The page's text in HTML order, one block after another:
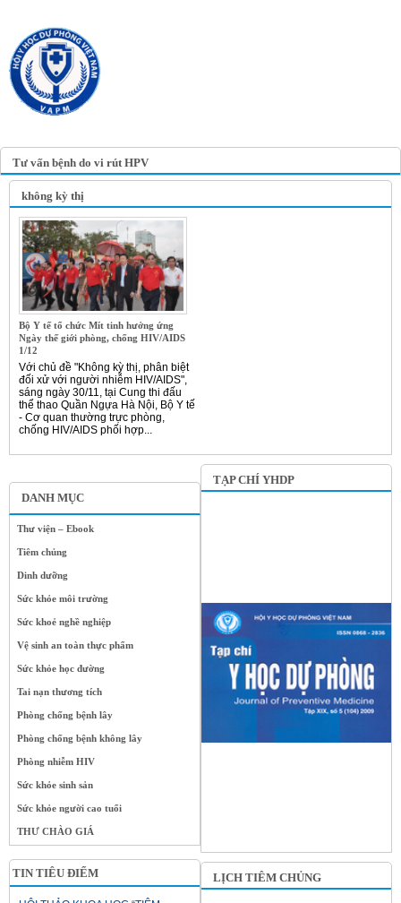
Tư vấn bệnh do vi rút HPV
DANH MỤC
Thư viện – Ebook
Tiêm chủng
Dinh dưỡng
Sức khỏe môi trường
Sức khoẻ nghề nghiệp
Vệ sinh an toàn thực phẩm
Sức khỏe học đường
Tai nạn thương tích
Phòng chống bệnh lây
Phòng chống bệnh không lây
Phòng nhiễm HIV
Sức khỏe sinh sản
Sức khỏe người cao tuổi
THƯ CHÀO GIÁ
TIN TIÊU ĐIỂM
không kỳ thị
Bộ Y tế tổ chức Mít tinh hưởng ứng
Ngày thế giới phòng, chống HIV/AIDS
1/12
Với chủ đề "Không kỳ thị, phân biệt
đối xử với người nhiễm HIV/AIDS",
sáng ngày 30/11, tại Cung thi đấu
thể thao Quần Ngựa Hà Nội, Bộ Y tế
- Cơ quan thường trực phòng,
chống HIV/AIDS phối hợp...
TẠP CHÍ YHDP
LỊCH TIÊM CHỦNG